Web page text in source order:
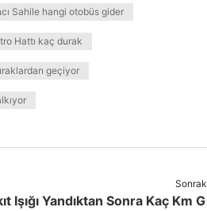
Sahile hangi otobüs gider
Hattı kaç durak
geçiyor
Işığı Yandıktan Sonra Kaç Km